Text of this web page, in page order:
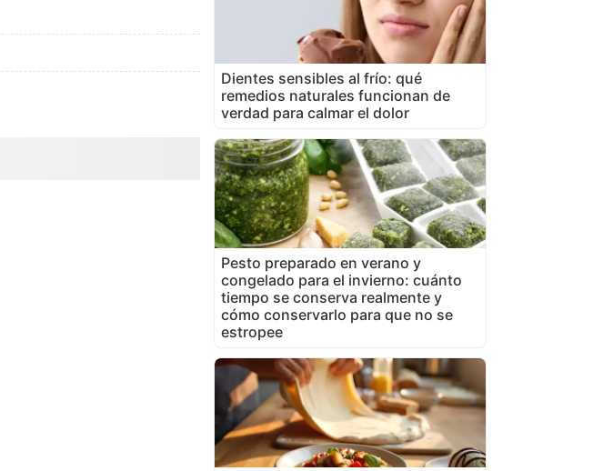
Dientes sensibles al frío: qué
remedios naturales funcionan de
verdad para calmar el dolor
Pesto preparado en verano y
congelado para el invierno: cuánto
tiempo se conserva realmente y
cómo conservarlo para que no se
estropee